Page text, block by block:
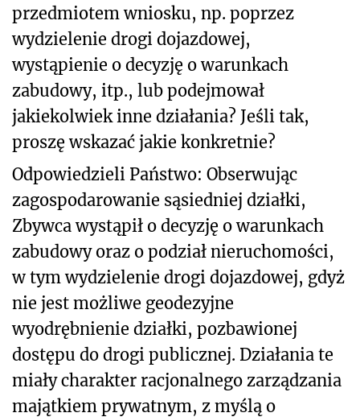
przedmiotem wniosku, np. poprzez
wydzielenie drogi dojazdowej,
wystąpienie o decyzję o warunkach
zabudowy, itp., lub podejmował
jakiekolwiek inne działania? Jeśli tak,
proszę wskazać jakie konkretnie?
Odpowiedzieli Państwo: Obserwując
zagospodarowanie sąsiedniej działki,
Zbywca wystąpił o decyzję o warunkach
zabudowy oraz o podział nieruchomości,
w tym wydzielenie drogi dojazdowej, gdyż
nie jest możliwe geodezyjne
wyodrębnienie działki, pozbawionej
dostępu do drogi publicznej. Działania te
miały charakter racjonalnego zarządzania
majątkiem prywatnym, z myślą o